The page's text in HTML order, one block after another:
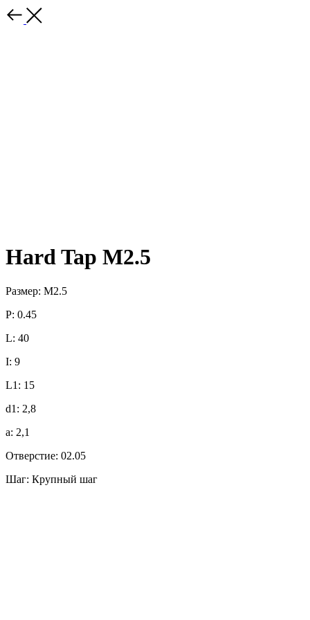
Hard Tap М2.5
Размер: М2.5
P: 0.45
L: 40
I: 9
L1: 15
d1: 2,8
a: 2,1
Отверстие: 02.05
Шаг: Крупный шаг